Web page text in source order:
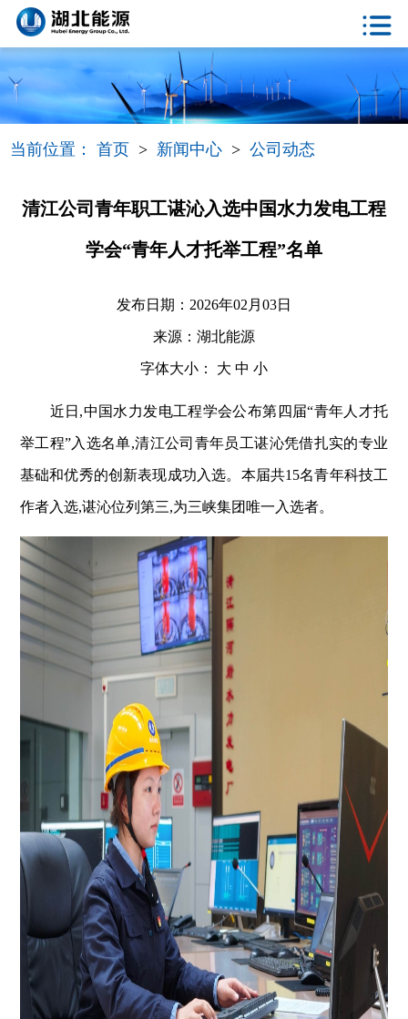
当前位置：首页 > 新闻中心 >公司动态
清江公司青年职工谌沁入选中国水力发电工程
学会“青年人才托举工程”名单
发布日期：2026年02月03日
来源：湖北能源
字体大小： 大 中 小
近日,中国水力发电工程学会公布第四届“青年人才托
举工程”入选名单,清江公司青年员工谌沁凭借扎实的专业
基础和优秀的创新表现成功入选。本届共15名青年科技工
作者入选,谌沁位列第三,为三峡集团唯一入选者。